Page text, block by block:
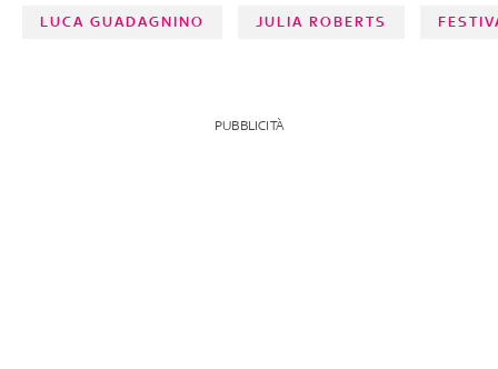
LUCA GUADAGNINO JULIA ROBERTS
PUBBLICITÀ